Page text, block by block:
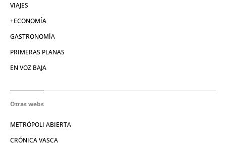
VIAJES
+ECONOMÍA
GASTRONOMÍA
PRIMERAS PLANAS
EN VOZ BAJA
Otras webs
METRÓPOLI ABIERTA
CRÓNICA VASCA